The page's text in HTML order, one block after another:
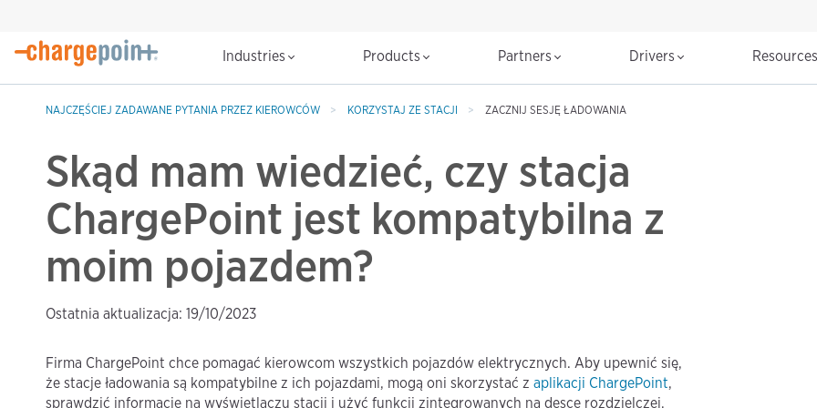
Industries Products Partners Drivers
NAJCZĘŚCIEJ ZADAWANE PYTANIA PRZEZ KIEROWCÓW KORZYSTAJ ZE STACJI ZACZNIJ SESJĘ ŁADOWANIA
Skąd mam wiedzieć, czy stacja
ChargePoint jest kompatybilna z
moim pojazdem?
Ostatnia aktualizacja: 19/10/2023
Firma ChargePoint chce pomagać kierowcom wszystkich pojazdów elektrycznych. Aby upewnić się,
że stacje ładowania są kompatybilne z ich pojazdami, mogą oni skorzystać z aplikacji ChargePoint,
sprawdzić informacje na wyświetlaczu stacji i użyć funkcji zintegrowanych na desce rozdzielczej.